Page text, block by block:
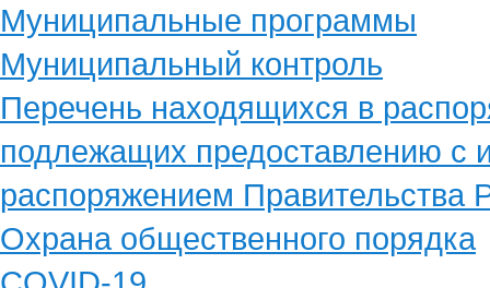
Муниципальные программы
Муниципальный контроль
Перечень находящихся в
подлежащих предоставлению с
распоряжением
Охрана общественного порядка